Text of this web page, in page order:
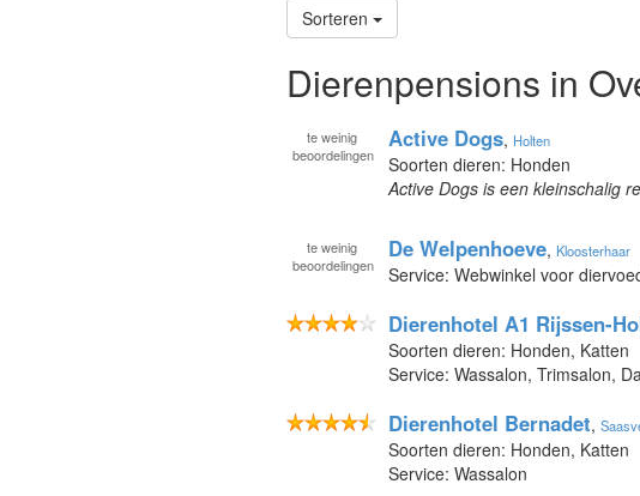
Sorteren
Dierenpensions in
te weinig
beoordelingen
Active Dogs, Holten
Soorten dieren: Honden
Active Dogs is een kleinschalig
te weinig
beoordelingen
De Welpenhoeve, Kloosterhaar
Service: Webwinkel voor
Dierenhotel A1 Rijssen-
Soorten dieren: Honden, Katten
Service: Wassalon, Trimsalon,
Dierenhotel Bernadet,
Soorten dieren: Honden, Katten
Service: Wassalon